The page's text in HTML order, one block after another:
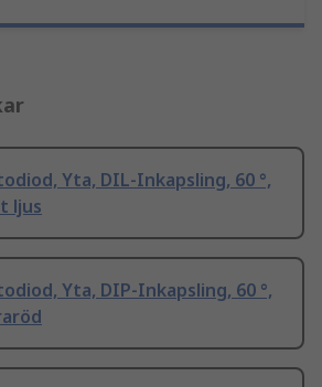
Yta, DIL-Inkapsling, 60 °,
ljus
Yta, DIP-Inkapsling, 60 °,